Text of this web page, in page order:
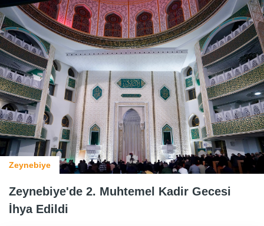
Zeynebiye
Zeynebiye'de 2. Muhtemel Kadir Gecesi
İhya Edildi